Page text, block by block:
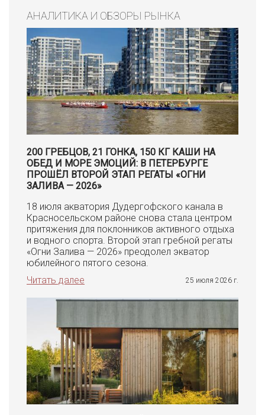
АНАЛИТИКА И ОБЗОРЫ РЫНКА
200 ГРЕБЦОВ, 21 ГОНКА, 150 КГ КАШИ НА
ОБЕД И МОРЕ ЭМОЦИЙ: В ПЕТЕРБУРГЕ
ПРОШЁЛ ВТОРОЙ ЭТАП РЕГАТЫ «ОГНИ
ЗАЛИВА — 2026»
18 июля акватория Дудергофского канала в
Красносельском районе снова стала центром
притяжения для поклонников активного отдыха
и водного спорта. Второй этап гребной регаты
«Огни Залива — 2026» преодолел экватор
юбилейного пятого сезона.
Читать далее
25 июля 2026 г.